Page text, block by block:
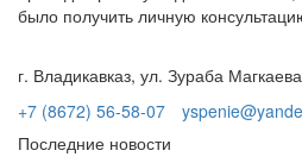
было получить личную
г. Владикавказ, ул. Зураба
+7 (8672) 56-58-07
Последние новости